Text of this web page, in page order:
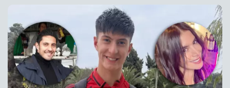
TVN VERTICAL
TVN PLAY
PROGRAMAS
Artículos relacionados con Patricio Laguna